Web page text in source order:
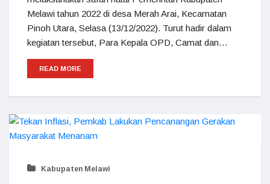
Melawi tahun 2022 di desa Merah Arai, Kecamatan
Pinoh Utara, Selasa (13/12/2022). Turut hadir dalam
kegiatan tersebut, Para Kepala OPD, Camat dan…
READ MORE
Kabupaten Melawi